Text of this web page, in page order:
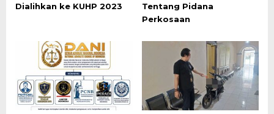
Dialihkan ke KUHP 2023
Tentang Pidana
Perkosaan